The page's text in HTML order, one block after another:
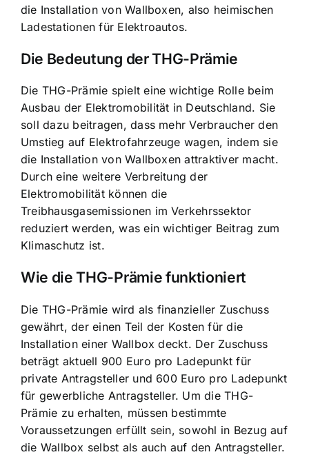
die Installation von Wallboxen, also heimischen
Ladestationen für Elektroautos.
Die Bedeutung der THG-Prämie
Die THG-Prämie spielt eine wichtige Rolle beim
Ausbau der Elektromobilität in Deutschland. Sie
soll dazu beitragen, dass mehr Verbraucher den
Umstieg auf Elektrofahrzeuge wagen, indem sie
die Installation von Wallboxen attraktiver macht.
Durch eine weitere Verbreitung der
Elektromobilität können die
Treibhausgasemissionen im Verkehrssektor
reduziert werden, was ein wichtiger Beitrag zum
Klimaschutz ist.
Wie die THG-Prämie funktioniert
Die THG-Prämie wird als finanzieller Zuschuss
gewährt, der einen Teil der Kosten für die
Installation einer Wallbox deckt. Der Zuschuss
beträgt aktuell 900 Euro pro Ladepunkt für
private Antragsteller und 600 Euro pro Ladepunkt
für gewerbliche Antragsteller. Um die THG-
Prämie zu erhalten, müssen bestimmte
Voraussetzungen erfüllt sein, sowohl in Bezug auf
die Wallbox selbst als auch auf den Antragsteller.